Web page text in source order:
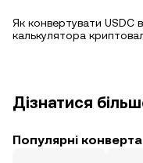
Як конвертувати
калькулятора
Дізнатися
Популярні